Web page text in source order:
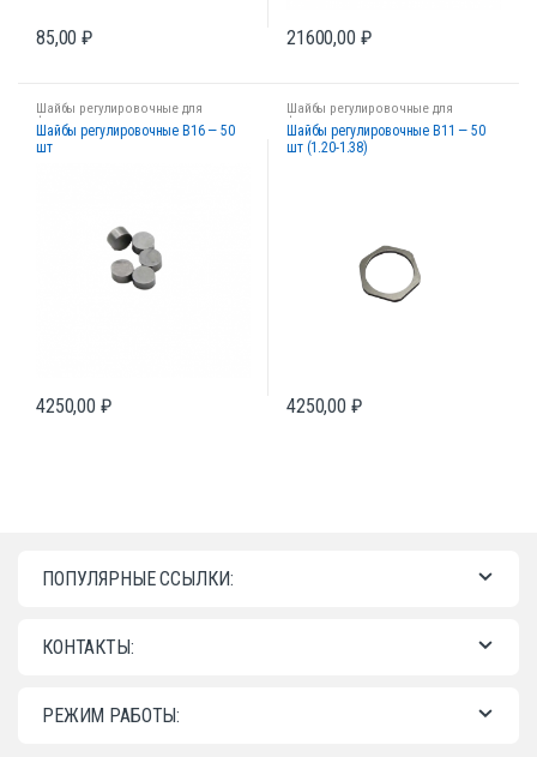
85,00₽ 21600,00 ₽
Шайбы регулировочные для
форсунок
Шайбы регулировочные B16 — 50
шт
4250,00 ₽
Шайбы регулировочные для
форсунок
Шайбы регулировочные B11 — 50
шт (1.20-1.38)
4250,00 ₽
ПОПУЛЯРНЫЕ ССЫЛКИ:
КОНТАКТЫ:
РЕЖИМ РАБОТЫ: